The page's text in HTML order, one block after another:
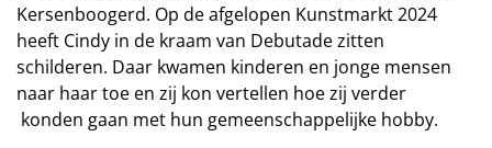
Kersenboogerd. Op de afgelopen Kunstmarkt 2024
heeft Cindy in de kraam van Debutade zitten
schilderen. Daar kwamen kinderen en jonge mensen
naar haar toe en zij kon vertellen hoe zij verder
konden gaan met hun gemeenschappelijke hobby.